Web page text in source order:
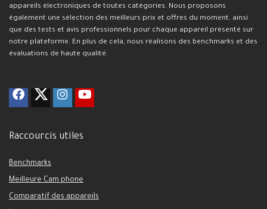
appareils électroniques de toutes catégories. Nous proposons
également une sélection des meilleurs prix et offres du moment, ainsi
que des tests et avis professionnels pour chaque appareil présenté sur
notre plateforme. En plus de cela, nous réalisons des benchmarks et des
évaluations de haute qualité.
Raccourcis utiles
Benchmarks
Meilleure Cam phone
Comparatif des appareils